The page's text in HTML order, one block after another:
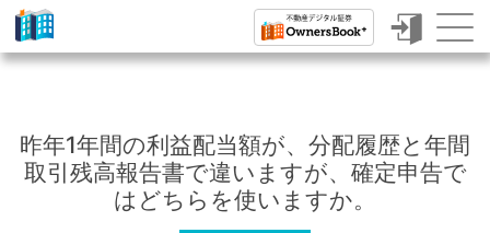
ク
ウ
ド
昨年1年間の利益配当額が、分配履歴と年間
取引残高報告書で違いますが、確定申告で
はどちらを使いますか。